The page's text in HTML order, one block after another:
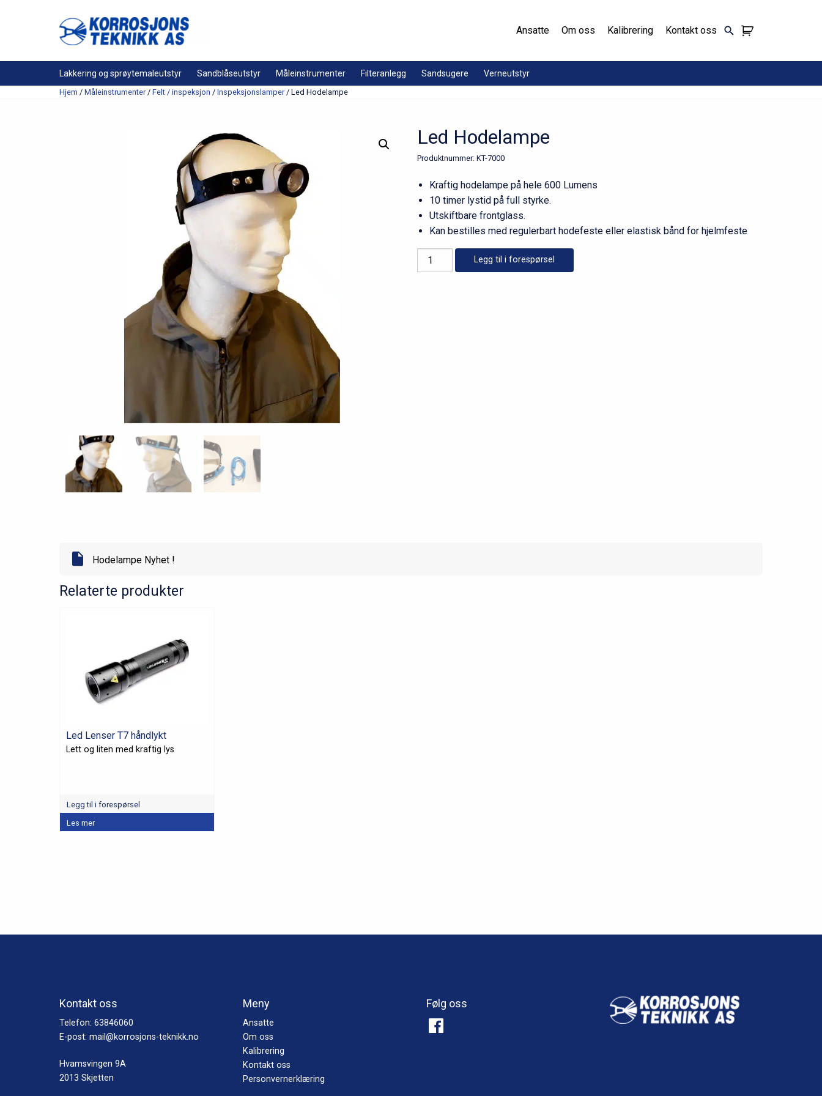
Ansatte Om oss Kalibrering Kontakt oss
Lakkering og sprøytemaleutstyr Sandblåseutstyr Måleinstrumenter Filteranlegg Sandsugere Verneutstyr
Hjem / Måleinstrumenter/ Felt / inspeksjon / Inspeksjonslamper/ Led Hodelampe
Led Hodelampe
Produktnummer: KT-7000
Kraftig hodelampe på hele 600 Lumens
10 timer lystid på full styrke.
Utskiftbare frontglass.
Kan bestilles med regulerbart hodefeste eller elastisk bånd for hjelmfeste
Led
Hodelampe
Legg til i forespørsel
Hodelampe Nyhet !
Relaterte produkter
Led Lenser T7 håndlykt
Lett og liten med kraftig lys
Legg til i forespørsel
Les mer
Kontakt oss
Telefon: 63846060
E-post: mail@korrosjons-teknikk.no
Hvamsvingen 9A
2013 Skjetten
Meny
Ansatte
Om oss
Kalibrering
Kontakt oss
Personvernerklæring
Følg oss